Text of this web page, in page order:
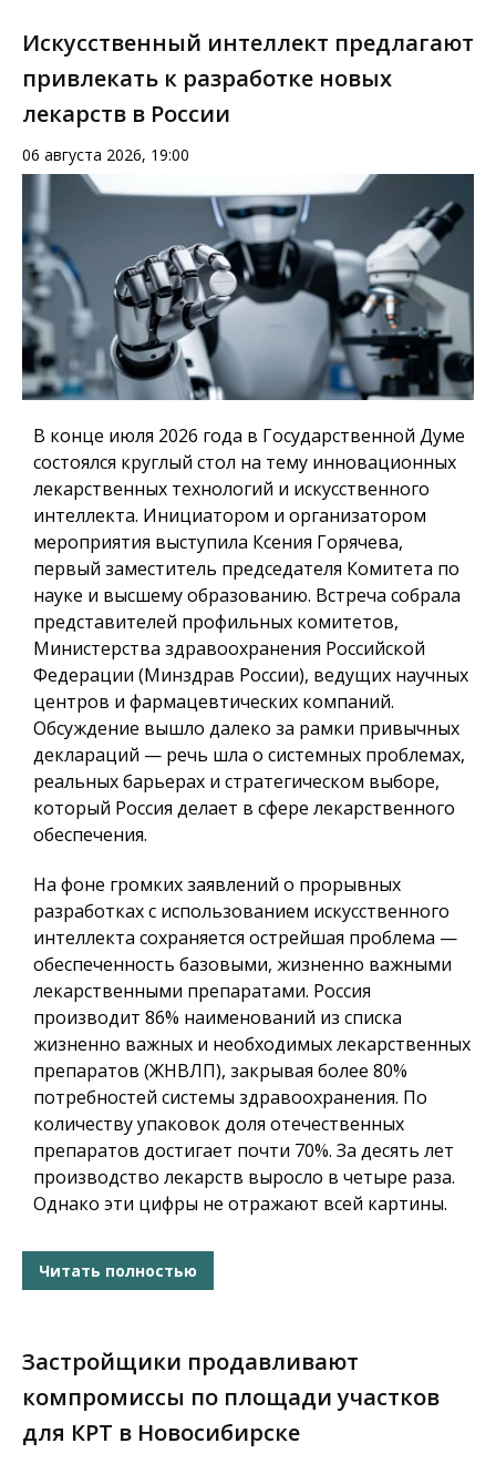
Искусственный интеллект предлагают
привлекать к разработке новых
лекарств в России
06 августа 2026, 19:00
В конце июля 2026 года в Государственной Думе
состоялся круглый стол на тему инновационных
лекарственных технологий и искусственного
интеллекта. Инициатором и организатором
мероприятия выступила Ксения Горячева,
первый заместитель председателя Комитета по
науке и высшему образованию. Встреча собрала
представителей профильных комитетов,
Министерства здравоохранения Российской
Федерации (Минздрав России), ведущих научных
центров и фармацевтических компаний.
Обсуждение вышло далеко за рамки привычных
деклараций — речь шла о системных проблемах,
реальных барьерах и стратегическом выборе,
который Россия делает в сфере лекарственного
обеспечения.
На фоне громких заявлений о прорывных
разработках с использованием искусственного
интеллекта сохраняется острейшая проблема —
обеспеченность базовыми, жизненно важными
лекарственными препаратами. Россия
производит 86% наименований из списка
жизненно важных и необходимых лекарственных
препаратов (ЖНВЛП), закрывая более 80%
потребностей системы здравоохранения. По
количеству упаковок доля отечественных
препаратов достигает почти 70%. За десять лет
производство лекарств выросло в четыре раза.
Однако эти цифры не отражают всей картины.
Читать полностью
Застройщики продавливают
компромиссы по площади участков
для КРТ в Новосибирске